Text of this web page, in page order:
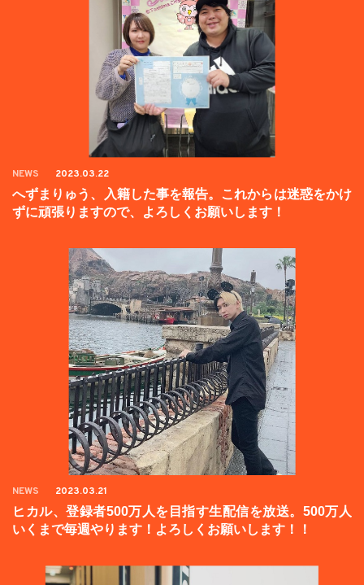
NEWS 2023.03.22
へずまりゅう、入籍した事を報告。これからは迷惑をかけ
ずに頑張りますので、よろしくお願いします！
NEWS 2023.03.21
ヒカル、登録者500万人を目指す生配信を放送。500万人
いくまで毎週やります！よろしくお願いします！！